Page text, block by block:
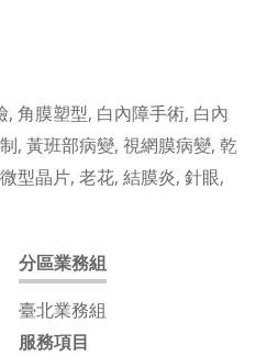
角膜塑型, 白內障手術, 白內
, 黃班部病變, 視網膜病變, 乾
型晶片, 老花, 結膜炎, 針眼,
分區業務組
臺北業務組
服務項目